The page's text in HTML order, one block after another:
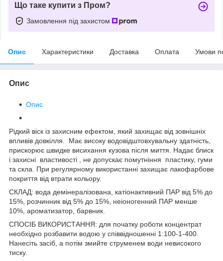
Що таке купити з Пром?
Замовлення під захистом
Опис Характеристики Доставка Оплата Умови
Опис
Опис
Рідкий віск із захисним ефектом, який захищає від зовнішніх
впливів довкілля. Має високу водовідштовхувальну здатність,
прискорює швидке висихання кузова після миття. Надає блиск
і захисні властивості , не допускає помутніння пластику, гуми
та скла. При регулярному використанні захищає лакофарбове
покриття від втрати кольору.
СКЛАД: вода демінералізована, катіонактивний ПАР від 5% до
15%, розчинник від 5% до 15%, неіоногенний ПАР менше
10%, ароматизатор, барвник.
СПОСІБ ВИКОРИСТАННЯ: для початку роботи концентрат
необхідно розбавити водою у співвідношенні 1:100-1-400.
Нанесіть засіб, а потім змийте струменем води невисокого
тиску.